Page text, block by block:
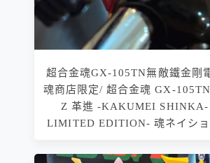
超合金魂GX-105TN無敵鐵金剛
魂商店限定/ 超合金魂 GX-
Z 革進 -KAKUMEI SHINKA-
LIMITED EDITION- 魂ネイシ